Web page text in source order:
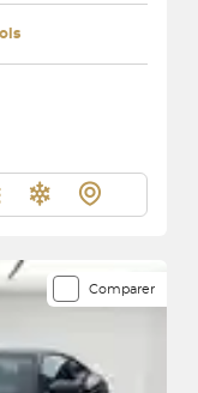
Comparer